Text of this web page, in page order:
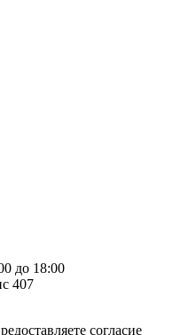
до 18:00
407
согласие